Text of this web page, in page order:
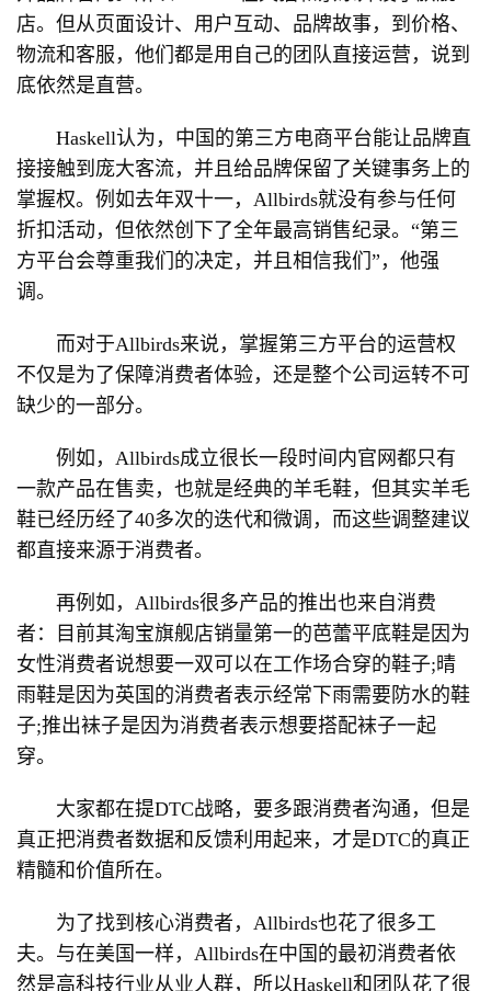
店。但从页面设计、用户互动、品牌故事，到价格、
物流和客服，他们都是用自己的团队直接运营，说到
底依然是直营。
Haskell认为，中国的第三方电商平台能让品牌直
接接触到庞大客流，并且给品牌保留了关键事务上的
掌握权。例如去年双十一，Allbirds就没有参与任何
折扣活动，但依然创下了全年最高销售纪录。“第三
方平台会尊重我们的决定，并且相信我们”，他强
调。
而对于Allbirds来说，掌握第三方平台的运营权
不仅是为了保障消费者体验，还是整个公司运转不可
缺少的一部分。
例如，Allbirds成立很长一段时间内官网都只有
一款产品在售卖，也就是经典的羊毛鞋，但其实羊毛
鞋已经历经了40多次的迭代和微调，而这些调整建议
都直接来源于消费者。
再例如，Allbirds很多产品的推出也来自消费
者：目前其淘宝旗舰店销量第一的芭蕾平底鞋是因为
女性消费者说想要一双可以在工作场合穿的鞋子;晴
雨鞋是因为英国的消费者表示经常下雨需要防水的鞋
子;推出袜子是因为消费者表示想要搭配袜子一起
穿。
大家都在提DTC战略，要多跟消费者沟通，但是
真正把消费者数据和反馈利用起来，才是DTC的真正
精髓和价值所在。
为了找到核心消费者，Allbirds也花了很多工
夫。与在美国一样，Allbirds在中国的最初消费者依
然是高科技行业从业人群，所以Haskell和团队花了很